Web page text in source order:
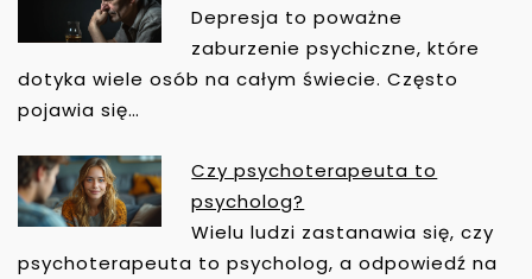
Depresja to poważne
zaburzenie psychiczne, które
dotyka wiele osób na całym świecie. Często
pojawia się…
Czy psychoterapeuta to
psycholog?
Wielu ludzi zastanawia się, czy
psychoterapeuta to psycholog, a odpowiedź na